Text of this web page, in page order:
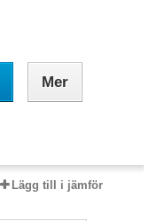
Mer
Lägg till i jämför